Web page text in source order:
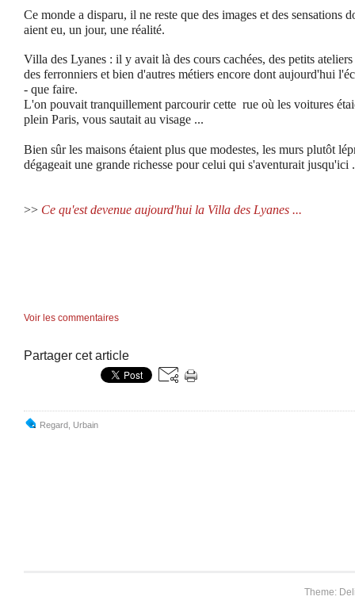
Ce monde a disparu, il ne reste que des images et des sensations
aient eu, un jour, une réalité.
Villa des Lyanes : il y avait là des cours cachées, des petits
des ferronniers et bien d'autres métiers encore dont aujourd'hui
- que faire.
L'on pouvait tranquillement parcourir cette rue où les voitures
plein Paris, vous sautait au visage ...
Bien sûr les maisons étaient plus que modestes, les murs plutôt
dégageait une grande richesse pour celui qui s'aventurait jusqu'ici
>> Ce qu'est devenue aujourd'hui la Villa des Lyanes ...
Voir les commentaires
Partager cet article
Regard Urbain
Theme: